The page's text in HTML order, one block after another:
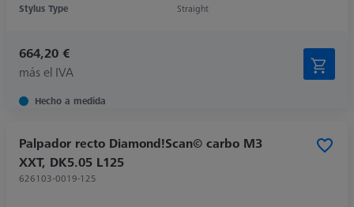
Stylus Type
Straight
664,20 €
más el IVA
Hecho a medida
Palpador recto Diamond!Scan© carbo M3
XXT, DK5.05 L125
626103-0019-125